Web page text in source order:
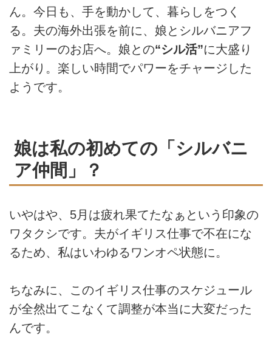
ん。今日も、手を動かして、暮らしをつく
る。夫の海外出張を前に、娘とシルバニアフ
ァミリーのお店へ。娘との“シル活”に大盛り
上がり。楽しい時間でパワーをチャージした
ようです。
娘は私の初めての「シルバニ
ア仲間」？
いやはや、5月は疲れ果てたなぁという印象の
ワタクシです。夫がイギリス仕事で不在にな
るため、私はいわゆるワンオペ状態に。
ちなみに、このイギリス仕事のスケジュール
が全然出てこなくて調整が本当に大変だった
んです。